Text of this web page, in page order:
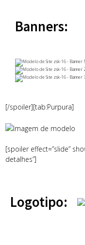
Banners:
[/spoiler][tab:Purpura]
[spoiler effect=”slide”
detalhes”]
Logotipo: